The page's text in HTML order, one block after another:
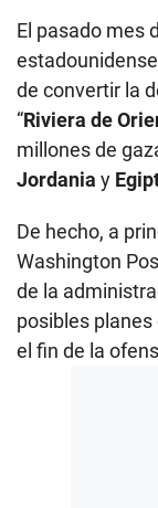
El pasado mes
de convertir la
“Riviera de
millones de
Jordania y
De hecho, a
Washington
de la
posibles planes
el fin de la